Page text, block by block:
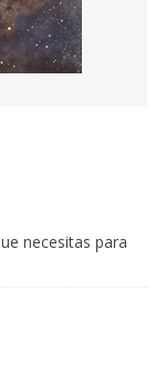
necesitas para
del